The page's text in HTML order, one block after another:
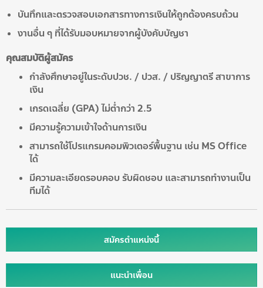
บันทึกและตรวจสอบเอกสารทางการเงินให้ถูกต้องครบถ้วน
งานอื่น ๆ ที่ได้รับมอบหมายจากผู้บังคับบัญชา
คุณสมบัติผู้สมัคร
กำลังศึกษาอยู่ในระดับปวช. / ปวส. / ปริญญาตรี สาขาการ
เงิน
เกรดเฉลี่ย (GPA) ไม่ต่ำกว่า 2.5
มีความรู้ความเข้าใจด้านการเงิน
สามารถใช้โปรแกรมคอมพิวเตอร์พื้นฐาน เช่น MS Office
ได้
มีความละเอียดรอบคอบ รับผิดชอบ และสามารถทำงานเป็น
ทีมได้
สมัครตำแหน่งนี้
แนะนำเพื่อน